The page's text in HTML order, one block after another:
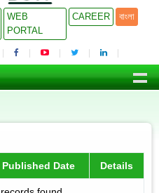
WEB
PORTAL
CAREER বাংলা
Published Date Details